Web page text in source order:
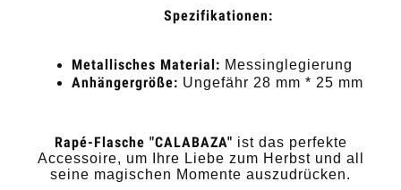
Spezifikationen:
Metallisches Material: Messinglegierung
Anhängergröße: Ungefähr 28 mm * 25 mm
Rapé-Flasche "CALABAZA" ist das perfekte
Accessoire, um Ihre Liebe zum Herbst und all
seine magischen Momente auszudrücken.